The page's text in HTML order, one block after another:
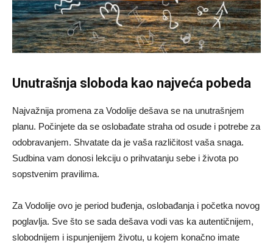
Unutrašnja sloboda kao najveća pobeda
Najvažnija promena za Vodolije dešava se na unutrašnjem
planu. Počinjete da se oslobađate straha od osude i potrebe za
odobravanjem. Shvatate da je vaša različitost vaša snaga.
Sudbina vam donosi lekciju o prihvatanju sebe i života po
sopstvenim pravilima.
Za Vodolije ovo je period buđenja, oslobađanja i početka novog
poglavlja. Sve što se sada dešava vodi vas ka autentičnijem,
slobodnijem i ispunjenijem životu, u kojem konačno imate